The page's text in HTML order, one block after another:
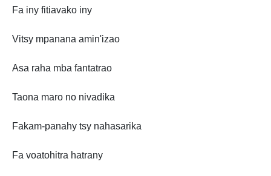
Fa iny fitiavako iny
Vitsy mpanana amin'izao
Asa raha mba fantatrao
Taona maro no nivadika
Fakam-panahy tsy nahasarika
Fa voatohitra hatrany